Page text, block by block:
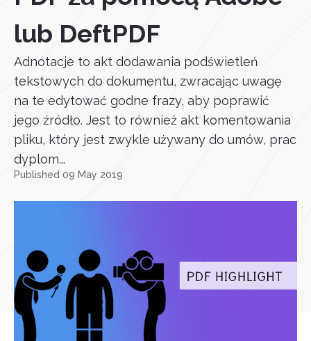
lub DeftPDF
Adnotacje to akt dodawania podświetleń
tekstowych do dokumentu, zwracając uwagę
na te edytować godne frazy, aby poprawić
jego źródło. Jest to również akt komentowania
pliku, który jest zwykle używany do umów, prac
dyplom...
Published 09 May 2019